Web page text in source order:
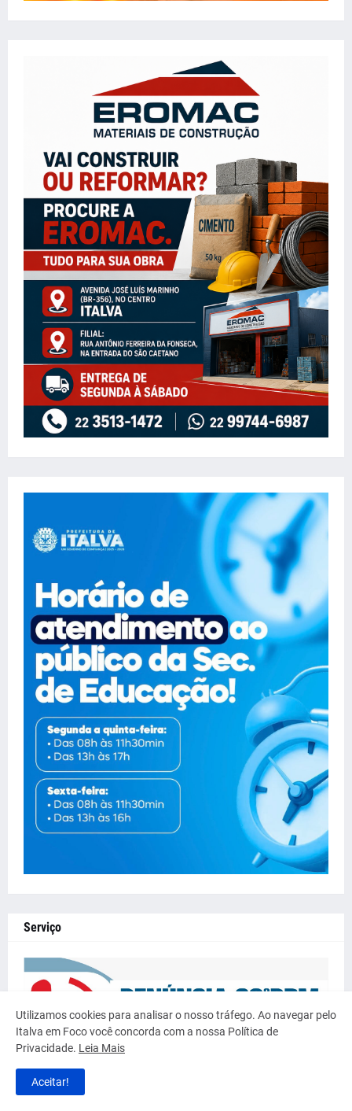
Serviço
Utilizamos cookies para analisar o nosso tráfego. Ao navegar pelo
Italva em Foco você concorda com a nossa Política de
Privacidade. Leia Mais
Aceitar!